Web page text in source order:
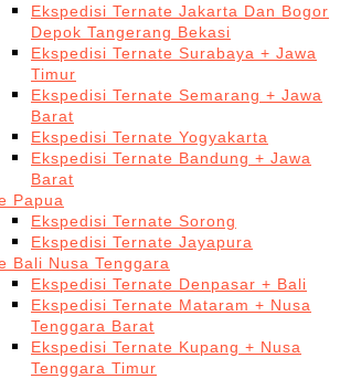
Ekspedisi Ternate Jakarta Dan Bogor
Depok Tangerang Bekasi
Ekspedisi Ternate Surabaya + Jawa
Timur
Ekspedisi Ternate Semarang + Jawa
Barat
Ekspedisi Ternate Yogyakarta
Ekspedisi Ternate Bandung + Jawa
Barat
Papua
Ekspedisi Ternate Sorong
Ekspedisi Ternate Jayapura
Bali Nusa Tenggara
Ekspedisi Ternate Denpasar + Bali
Ekspedisi Ternate Mataram + Nusa
Tenggara Barat
Ekspedisi Ternate Kupang + Nusa
Tenggara Timur